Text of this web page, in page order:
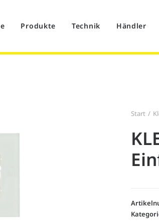
Produkte Technik Händler
Start